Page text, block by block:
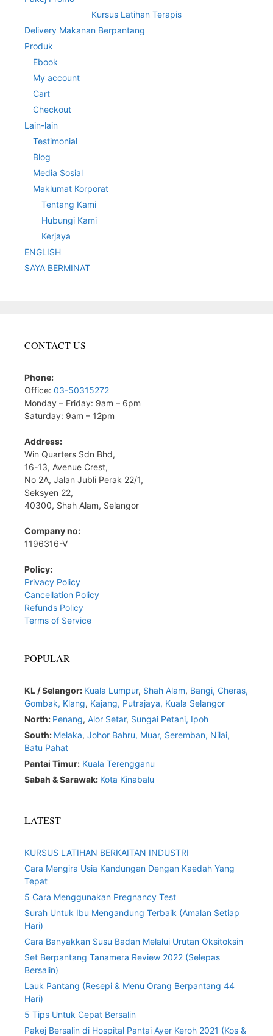
Kursus Latihan Terapis
Delivery Makanan Berpantang
Produk
Ebook
My account
Cart
Checkout
Lain-lain
Testimonial
Blog
Media Sosial
Maklumat Korporat
Tentang Kami
Hubungi Kami
Kerjaya
ENGLISH
SAYA BERMINAT
CONTACT US
Phone:
Office: 03-50315272
Monday – Friday: 9am – 6pm
Saturday: 9am – 12pm
Address:
Win Quarters Sdn Bhd,
16-13, Avenue Crest,
No 2A, Jalan Jubli Perak 22/1,
Seksyen 22,
40300, Shah Alam, Selangor
Company no:
1196316-V
Policy:
Privacy Policy
Cancellation Policy
Refunds Policy
Terms of Service
POPULAR
KL / Selangor: Kuala Lumpur, Shah Alam, Bangi, Cheras,
Gombak, Klang, Kajang, Putrajaya, Kuala Selangor
North: Penang, Alor Setar, Sungai Petani, Ipoh
South: Melaka, Johor Bahru, Muar, Seremban, Nilai,
Batu Pahat
Pantai Timur: Kuala Terengganu
Sabah & Sarawak: Kota Kinabalu
LATEST
KURSUS LATIHAN BERKAITAN INDUSTRI
Cara Mengira Usia Kandungan Dengan Kaedah Yang
Tepat
5 Cara Menggunakan Pregnancy Test
Surah Untuk Ibu Mengandung Terbaik (Amalan Setiap
Hari)
Cara Banyakkan Susu Badan Melalui Urutan Oksitoksin
Set Berpantang Tanamera Review 2022 (Selepas
Bersalin)
Lauk Pantang (Resepi & Menu Orang Berpantang 44
Hari)
5 Tips Untuk Cepat Bersalin
Pakej Bersalin di Hospital Pantai Ayer Keroh 2021 (Kos &